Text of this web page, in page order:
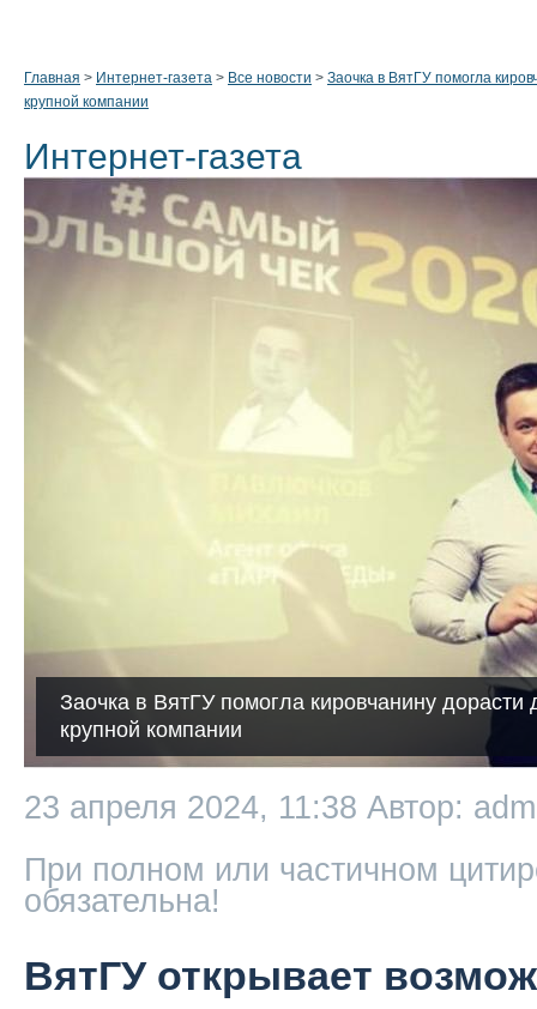
Главная > Интернет-газета > Все новости > Заочка в ВятГУ помогла
крупной компании
Интернет-газета
Заочка в ВятГУ помогла кировчанину дорасти
крупной компании
23 апреля 2024, 11:38 Автор:
При полном или частичном
обязательна!
ВятГУ открывает